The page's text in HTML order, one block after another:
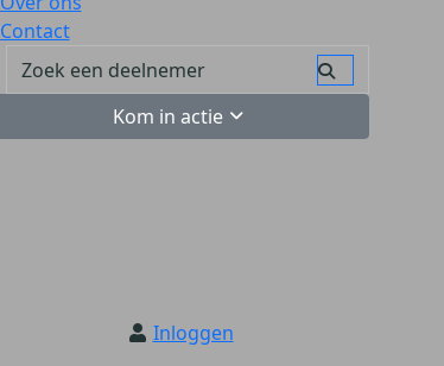
Contact
Kom in actie
Inloggen